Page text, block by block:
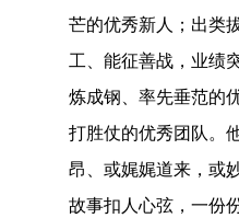
芒的优秀新人；出类
工、能征善战，业绩
炼成钢、率先垂范的
打胜仗的优秀团队。
昂、或娓娓道来，或
故事扣人心弦，一份